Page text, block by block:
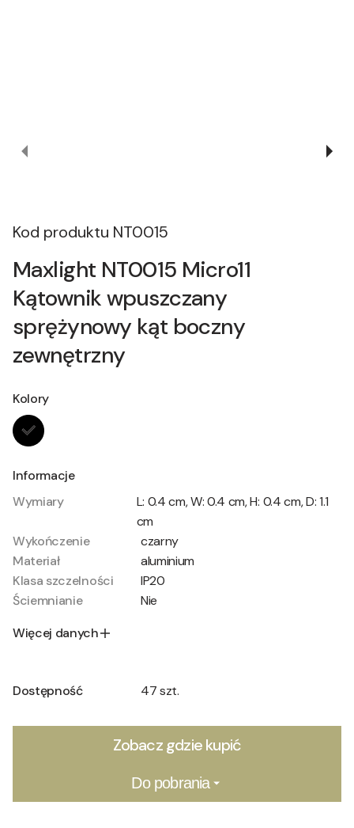
Kod produktu NT0015
Maxlight NT0015 Micro11
Kątownik wpuszczany
sprężynowy kąt boczny
zewnętrzny
Kolory
Informacje
Wymiary
L: 0.4 cm, W: 0.4 cm, H: 0.4 cm, D: 1.1
cm
Wykończenie
czarny
Materiał
aluminium
Klasa szczelności
IP20
Ściemnianie
Nie
Więcej danych
Dostępność 47 szt.
Zobacz gdzie kupić
Do pobrania